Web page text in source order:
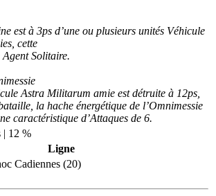
est à 3ps d’une ou plusieurs unités Véhicule
cette
Solitaire.
Astra Militarum amie est détruite à 12ps,
la hache énergétique de l’Omnimessie
caractéristique d’Attaques de 6.
| 12 %
Ligne
Cadiennes (20)